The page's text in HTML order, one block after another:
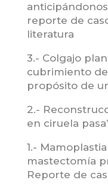
reporte de
literatura
3.- Colgajo
cubrimiento
propósito de
2.-
en ciruela
1.-
mastectomía
Reporte de